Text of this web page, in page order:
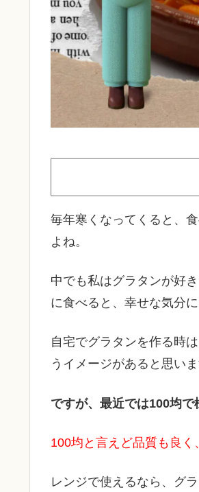
毎年寒くなってくると、
よね。
中でも私はグラタンが好
に食べると、幸せな気分に
自宅でグラタンを作る時
うイメージがあると思いま
ですが、最近では100均で
100均と言えど品質も良く
レンジで使えるなら、グ